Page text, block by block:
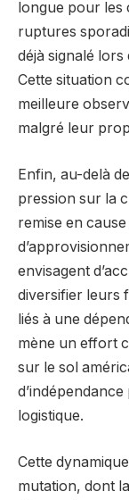
longue pour les
ruptures
déjà signalé
Cette situation
meilleure
malgré leur
Enfin, au-delà
pression sur la
remise en
envisagent
diversifier leurs
liés à une
mène un effort
sur le sol
logistique.
Cette
mutation, dont